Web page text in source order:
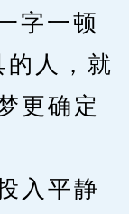
一顿
的人，就
更确定
入平静